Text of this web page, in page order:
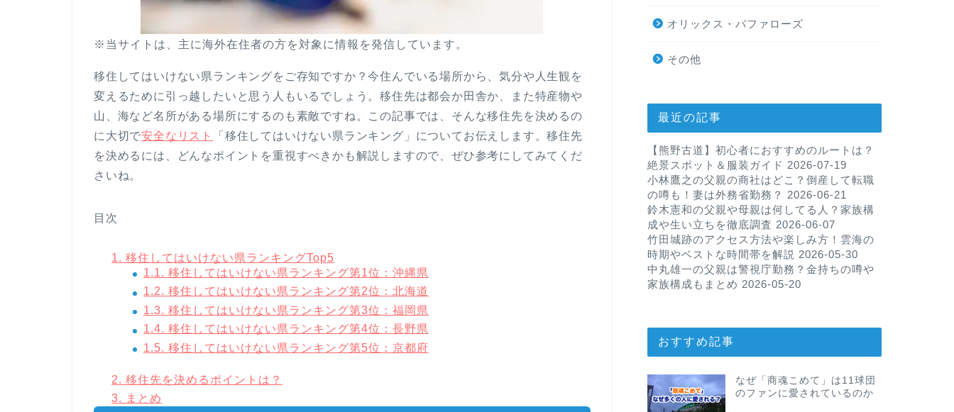
※当サイトは、主に海外在住者の方を対象に情報を発信しています。
移住してはいけない県ランキングをご存知ですか？今住んでいる場所から、気分や人生観を
変えるために引っ越したいと思う人もいるでしょう。移住先は都会か田舎か、また特産物や
山、海など名所がある場所にするのも素敵ですね。この記事では、そんな移住先を決めるの
に大切で安全なリスト
「移住してはいけない県ランキング」についてお伝えします。移住先
を決めるには、どんなポイントを重視すべきかも解説しますので、ぜひ参考にしてみてくだ
さいね。
目次
1. 移住してはいけない県ランキングTop5
1.1. 移住してはいけない県ランキング第1位：沖縄県
1.2. 移住してはいけない県ランキング第2位：北海道
1.3. 移住してはいけない県ランキング第3位：福岡県
1.4. 移住してはいけない県ランキング第4位：長野県
1.5. 移住してはいけない県ランキング第5位：京都府
2. 移住先を決めるポイントは？
3. まとめ
オリックス・バファローズ
その他
最近の記事
【熊野古道】初心者におすすめのルートは？
絶景スポット＆服装ガイド 2026-07-19
小林鷹之の父親の商社はどこ？倒産して転職
の噂も！妻は外務省勤務？
2026-06-21
鈴木憲和の父親や母親は何してる人？家族構
成や生い立ちを徹底調査 2026-06-07
竹田城跡のアクセス方法や楽しみ方！雲海の
時期やベストな時間帯を解説 2026-05-30
中丸雄一の父親は警視庁勤務？金持ちの噂や
家族構成もまとめ 2026-05-20
おすすめ記事
なぜ「商魂こめて」は11球団
のファンに愛されているのか